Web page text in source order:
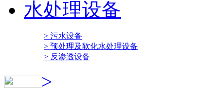
水处理设备
> 污水设备
> 预处理及软化水处理设备
> 反渗透设备
>